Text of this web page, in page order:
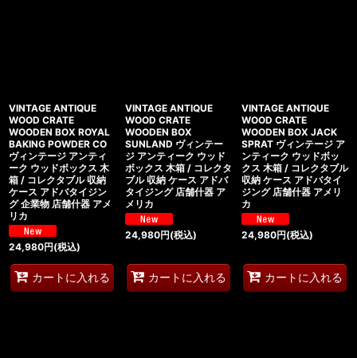
VINTAGE ANTIQUE
WOOD CRATE
WOODEN BOX ROYAL
BAKING POWDER CO
ヴィンテージ アンティ
ーク ウッドボックス 木
箱 / コレクタブル 収納
ケース アドバタイジン
グ 企業物 店舗什器 アメ
リカ
24,980円(税込)
カートに入れる
VINTAGE ANTIQUE
WOOD CRATE
WOODEN BOX
SUNLAND ヴィンテー
ジ アンティーク ウッド
ボックス 木箱 / コレクタ
ブル 収納 ケース アドバ
タイジング 店舗什器 ア
メリカ
24,980円(税込)
カートに入れる
VINTAGE ANTIQUE
WOOD CRATE
WOODEN BOX JACK
SPRAT ヴィンテージ ア
ンティーク ウッドボッ
クス 木箱 / コレクタブル
収納 ケース アドバタイ
ジング 店舗什器 アメリ
カ
24,980円(税込)
カートに入れる